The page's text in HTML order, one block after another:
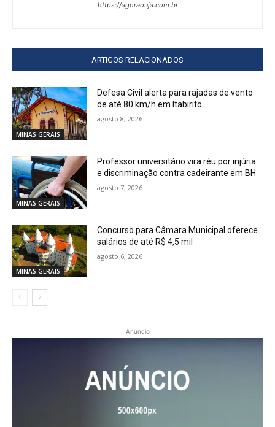
https://agoraouja.com.br
ARTIGOS RELACIONADOS
MINAS GERAIS
Defesa Civil alerta para rajadas de vento
de até 80 km/h em Itabirito
agosto 8, 2026
MINAS GERAIS
Professor universitário vira réu por injúria
e discriminação contra cadeirante em BH
agosto 7, 2026
MINAS GERAIS
Concurso para Câmara Municipal oferece
salários de até R$ 4,5 mil
agosto 6, 2026
Anúncio